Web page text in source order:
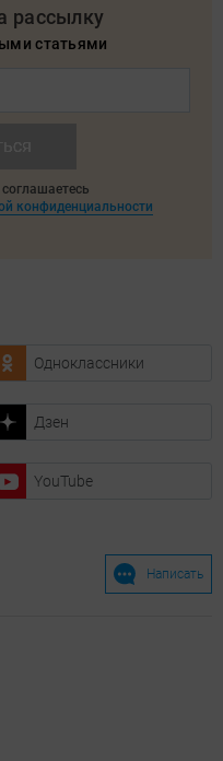
рассылку
статьями
конфиденциальности
Одноклассники
Дзен
YouTube
Написать